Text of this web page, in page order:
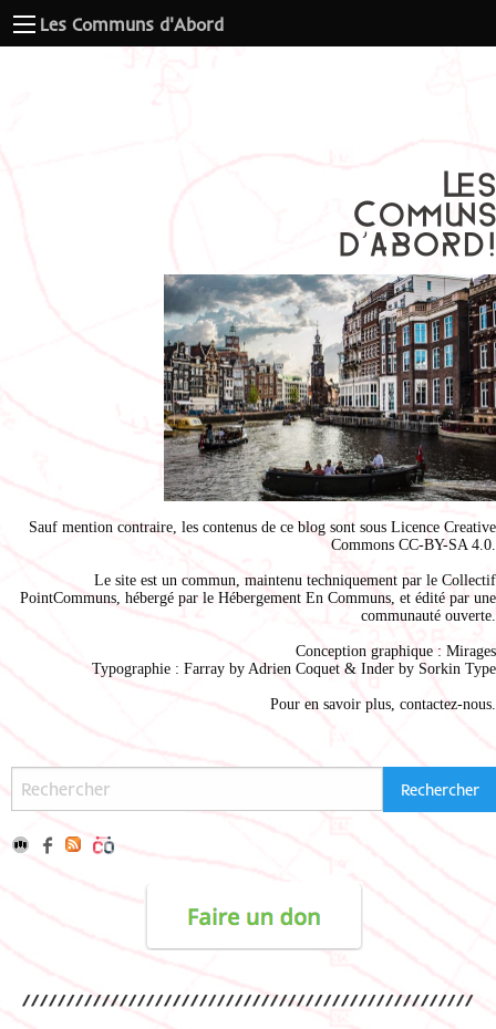
Les Communs d'Abord
Sauf mention contraire, les contenus de ce blog sont sous Licence Creative
Commons CC-BY-SA 4.0.
Le site est un commun, maintenu techniquement par le Collectif
PointCommuns, hébergé par le Hébergement En Communs, et édité par une
communauté ouverte.
Conception graphique : Mirages
Typographie : Farray by Adrien Coquet & Inder by Sorkin Type
Pour en savoir plus, contactez-nous.